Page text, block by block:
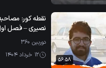
56:58
نقطه کور:
نصیری – فصل
دوربین ۳۶۰
12 خرداد 1404